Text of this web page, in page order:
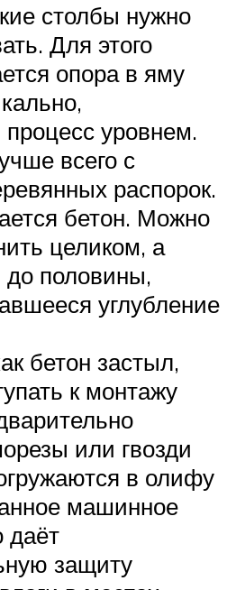
столбы нужно
Для этого
опора в яму
процесс уровнем.
всего с
распорок.
бетон. Можно
целиком, а
половины,
углубление
бетон застыл,
к монтажу
или гвозди
в олифу
машинное
даёт
защиту